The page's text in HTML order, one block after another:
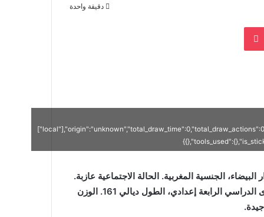
دقيقة واحدة
ديالي 46 عام من مدينة الدار البيضاء، الجنسية المغربية. الحالة الاجتماعية عازبة.
المهنة كنبيع و نشري. كنبيع نشري في الأثاث المستعمل، المستوى الدراسي الرابعة إعدادي، الطول ديالي 161. الوزن